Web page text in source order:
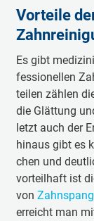
Vorteile
Es gibt
fes­sio­nel­len
tei­len zäh­len
die Glät­tung
letzt auch der
hin­aus gibt es
chen und
vor­teil­haft ist
von
er­reicht man